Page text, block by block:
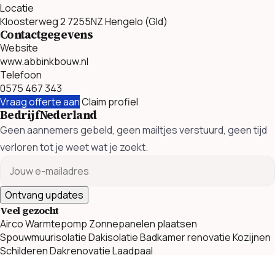
Locatie
Kloosterweg 2 7255NZ Hengelo (Gld)
Contactgegevens
Website
www.abbinkbouw.nl
Telefoon
0575 467 343
Vraag offerte aanClaim profiel
BedrijfNederland
Geen aannemers gebeld, geen mailtjes verstuurd, geen tijd
verloren tot je weet wat je zoekt.
Ontvang updates
Veel gezocht
AircoWarmtepomp Zonnepanelen plaatsen
SpouwmuurisolatieDakisolatieBadkamer renovatieKozijnen
SchilderenDakrenovatieLaadpaal